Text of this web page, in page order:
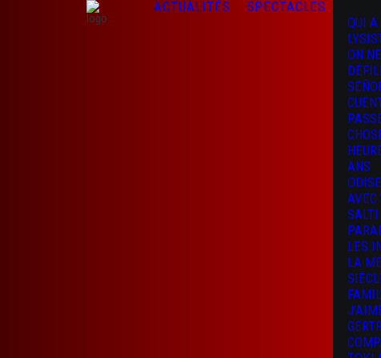
ACTUALITÉS
SPECTACLES
QUI A
ON
ANS
AVEC
SALTI
LES
LA